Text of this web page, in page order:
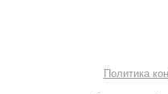
Политика